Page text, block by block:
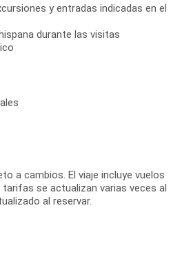
y entradas indicadas en el
durante las visitas
a cambios. El viaje incluye vuelos
tarifas se actualizan varias veces al
al reservar.